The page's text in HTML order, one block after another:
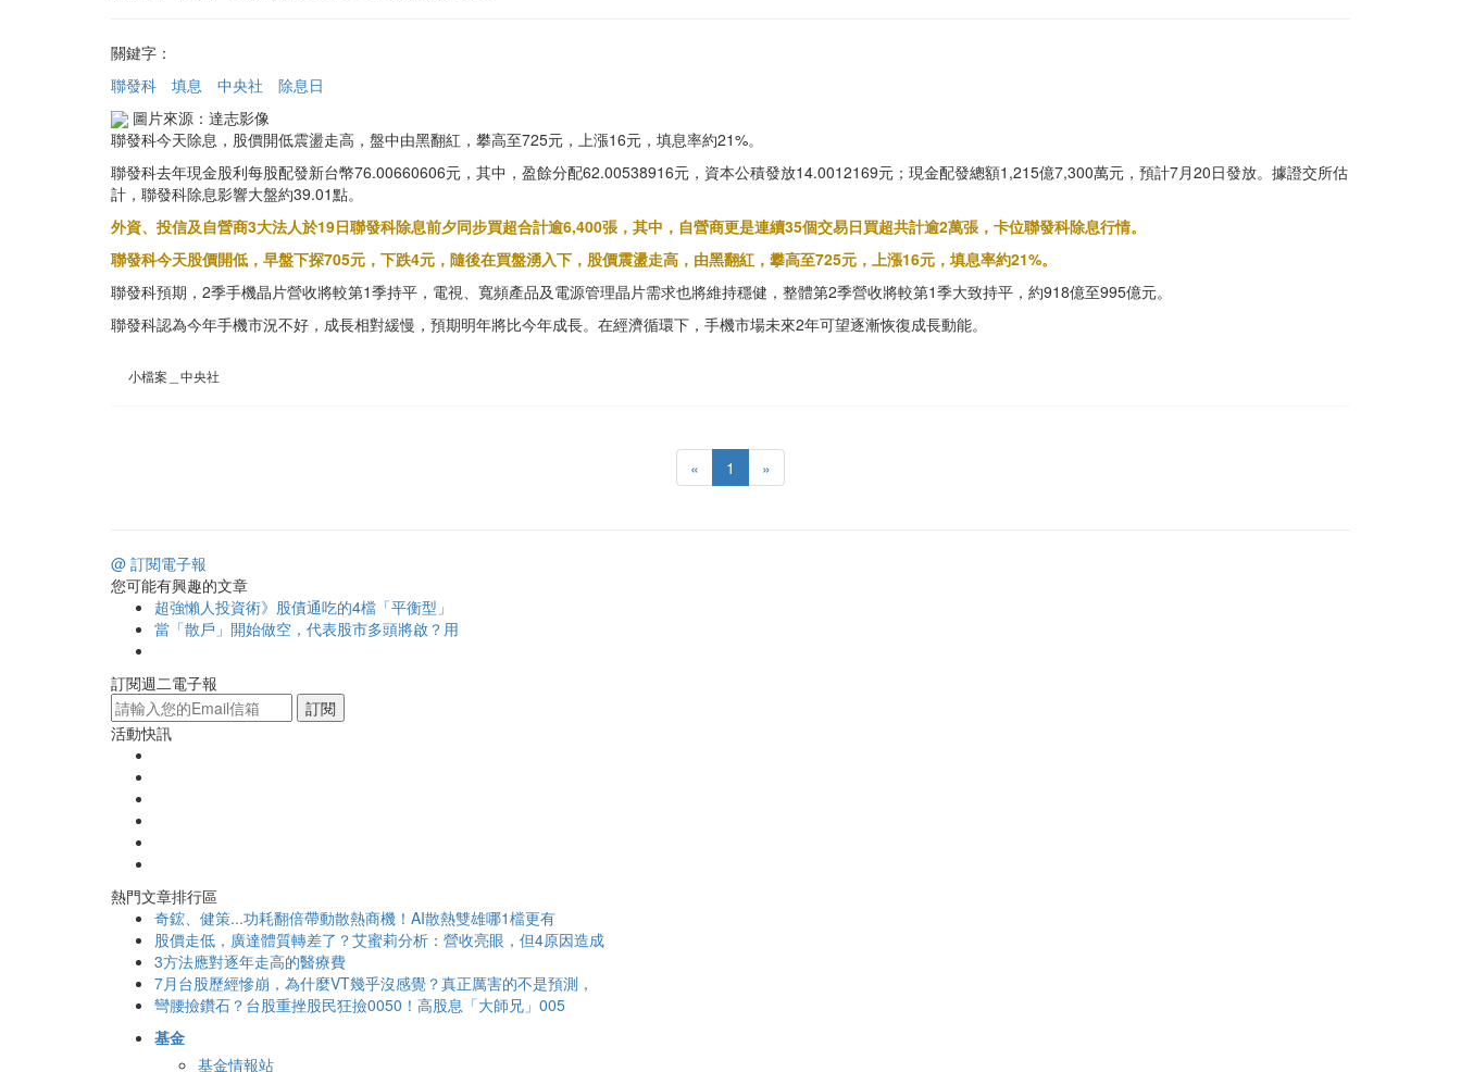
關鍵字：
聯發科
填息 中央社
除息日
圖片來源：達志影像
聯發科今天除息，股價開低震盪走高，盤中由黑翻紅，攀高至725元，上漲16元，填息率約21%。
聯發科去年現金股利每股配發新台幣76.00660606元，其中，盈餘分配62.00538916元，資本公積發放14.0012169元；現金配發總額1,215億7,300萬元，預計7月20日發放。據證交所估
計，聯發科除息影響大盤約39.01點。
外資、投信及自營商3大法人於19日聯發科除息前夕同步買超合計逾6,400張，其中，自營商更是連續35個交易日買超共計逾2萬張，卡位聯發科除息行情。
聯發科今天股價開低，早盤下探705元，下跌4元，隨後在買盤湧入下，股價震盪走高，由黑翻紅，攀高至725元，上漲16元，填息率約21%。
聯發科預期，2季手機晶片營收將較第1季持平，電視、寬頻產品及電源管理晶片需求也將維持穩健，整體第2季營收將較第1季大致持平，約918億至995億元。
聯發科認為今年手機市況不好，成長相對緩慢，預期明年將比今年成長。在經濟循環下，手機市場未來2年可望逐漸恢復成長動能。
小檔案＿中央社
« 1 »
@ 訂閱電子報
您可能有興趣的文章
超強懶人投資術》股債通吃的4檔「平衡型」
當「散戶」開始做空，代表股市多頭將啟？用
訂閱週二電子報
訂閱
活動快訊
熱門文章排行區
奇鋐、健策...功耗翻倍帶動散熱商機！AI散熱雙雄哪1檔更有
股價走低，廣達體質轉差了？艾蜜莉分析：營收亮眼，但4原因造成
3方法應對逐年走高的醫療費
7月台股歷經慘崩，為什麼VT幾乎沒感覺？真正厲害的不是預測，
彎腰撿鑽石？台股重挫股民狂撿0050！高股息「大師兄」005
基金
基金情報站